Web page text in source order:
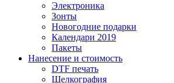
Электроника
Зонты
Новогодние подарки
Календари 2019
Пакеты
Нанесение и стоимость
DTF печать
Шелкография